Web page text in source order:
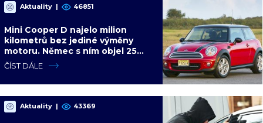
Aktuality | 46851
Mini Cooper D najelo milion
kilometrů bez jediné výměny
motoru. Němec s ním objel 25
zemí a míří na další milion
ČÍST DÁLE
Aktuality | 43369